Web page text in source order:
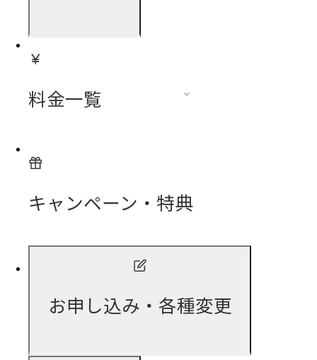
料金一覧
キャンペーン・特典
お申し込み・各種変更